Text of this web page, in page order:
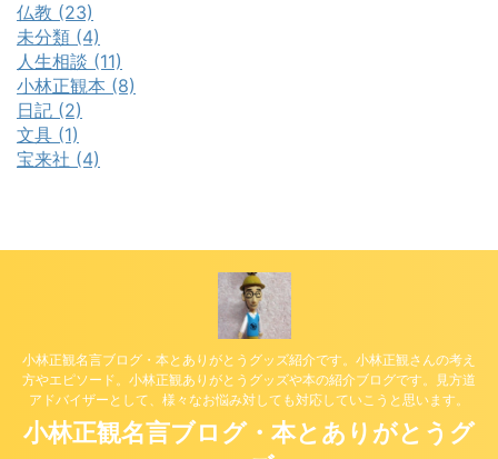
仏教 (23)
未分類 (4)
人生相談 (11)
小林正観本 (8)
日記 (2)
文具 (1)
宝来社 (4)
小林正観名言ブログ・本とありがとうグッズ紹介です。小林正観さんの考え
方やエピソード。小林正観ありがとうグッズや本の紹介ブログです。見方道
アドバイザーとして、様々なお悩み対しても対応していこうと思います。
小林正観名言ブログ・本とありがとうグ